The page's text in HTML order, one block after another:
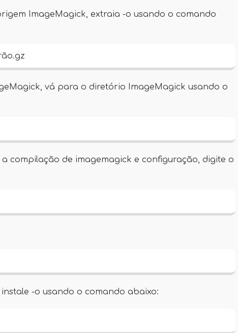
ImageMagick, extraia -o usando o comando
vá para o diretório ImageMagick usando o
compilação de imagemagick e configuração, digite o
-o usando o comando abaixo: